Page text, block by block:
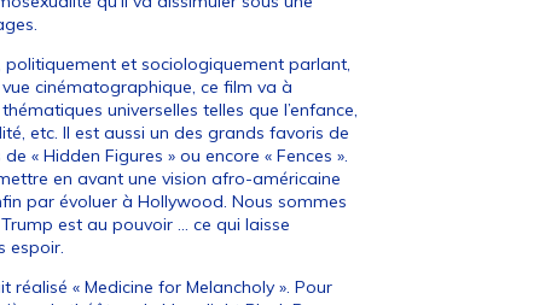
et sociologiquement parlant,
cinématographique, ce film va à
universelles telles que l’enfance,
etc. Il est aussi un des grands favoris de
« Hidden Figures » ou encore « Fences ».
en avant une vision afro-américaine
par évoluer à Hollywood. Nous sommes
est au pouvoir … ce qui laisse
espoir.
réalisé « Medicine for Melancholy ». Pour